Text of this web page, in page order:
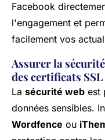
Facebook
l'engagement et
facilement vos
Assurer la
des certificats SSL
La sécurité web est
données sensibles.
Wordfence ou